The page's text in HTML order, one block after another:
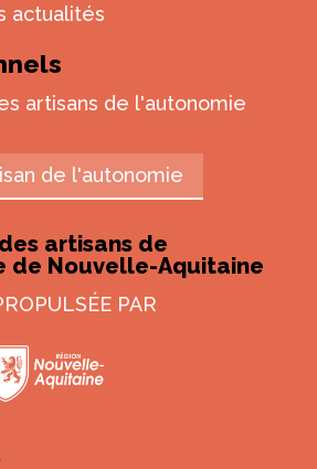
actualités
artisans de l'autonomie
de l'autonomie
artisans de
de Nouvelle-Aquitaine
PAR